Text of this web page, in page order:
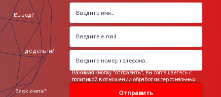
Вывод?
Где деньги?
Блок счета? Отправить
Нажимая кнопку "отправить", вы соглашаетесь с
политикой в отношении обработки персональных